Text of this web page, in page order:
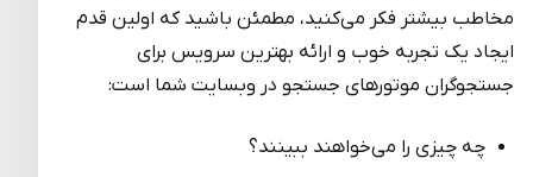
مخاطب بیشتر فکر می‌کنید، مطمئن باشید که اولین قدم
ایجاد یک تجربه خوب و ارائه بهترین سرویس برای
جستجوگران موتورهای جستجو در وبسایت شما است:
چه چیزی را می‌خواهند ببینند؟